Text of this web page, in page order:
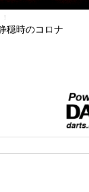
穏時のコロナ